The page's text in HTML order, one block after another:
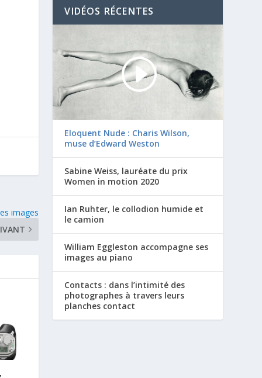
images
VIDÉOS RÉCENTES
Eloquent Nude : Charis Wilson,
muse d’Edward Weston
Sabine Weiss, lauréate du prix
Women in motion 2020
Ian Ruhter, le collodion humide et
le camion
William Eggleston accompagne ses
images au piano
Contacts : dans l’intimité des
photographes à travers leurs
planches contact